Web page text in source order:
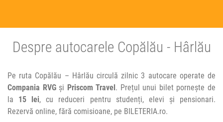
Despre autocarele Copălău - Hârlău
Pe ruta Copălău – Hârlău circulă zilnic 3 autocare operate de
Compania RVGși Priscom Travel . Prețul unui bilet pornește de
la 15 lei, cu reduceri pentru studenți, elevi și pensionari.
Rezervă online, fără comisioane, pe BILETERIA.ro.